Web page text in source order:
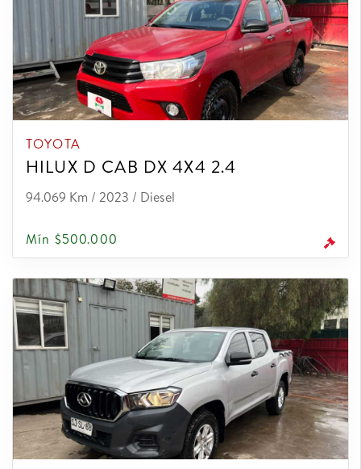
TOYOTA
HILUX D CAB DX 4X4 2.4
94.069 Km / 2023 / Diesel
Mín $500.000